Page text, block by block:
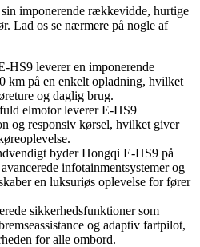
imponerende rækkevidde, hurtige
Lad os se nærmere på nogle af
HS9 leverer en imponerende
km på en enkelt opladning, hvilket
og daglig brug.
elmotor leverer E-HS9
og responsiv kørsel, hvilket giver
byder Hongqi E-HS9 på
infotainmentsystemer og
en luksuriøs oplevelse for fører
sikkerhedsfunktioner som
og adaptiv fartpilot,
for alle ombord.